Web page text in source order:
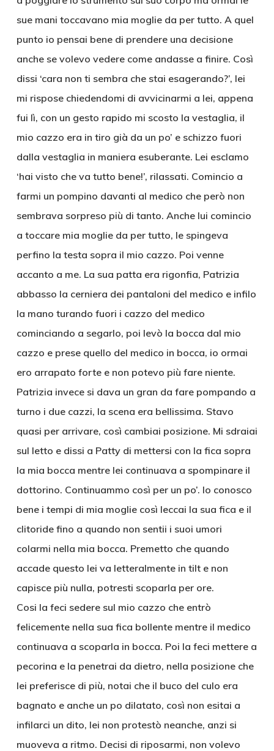
sue mani toccavano mia moglie da per tutto. A quel
punto io pensai bene di prendere una decisione
anche se volevo vedere come andasse a finire. Così
dissi ‘cara non ti sembra che stai esagerando?’, lei
mi rispose chiedendomi di avvicinarmi a lei, appena
fui lì, con un gesto rapido mi scosto la vestaglia, il
mio cazzo era in tiro già da un po’ e schizzo fuori
dalla vestaglia in maniera esuberante. Lei esclamo
‘hai visto che va tutto bene!’, rilassati. Comincio a
farmi un pompino davanti al medico che però non
sembrava sorpreso più di tanto. Anche lui comincio
a toccare mia moglie da per tutto, le spingeva
perfino la testa sopra il mio cazzo. Poi venne
accanto a me. La sua patta era rigonfia, Patrizia
abbasso la cerniera dei pantaloni del medico e infilo
la mano turando fuori i cazzo del medico
cominciando a segarlo, poi levò la bocca dal mio
cazzo e prese quello del medico in bocca, io ormai
ero arrapato forte e non potevo più fare niente.
Patrizia invece si dava un gran da fare pompando a
turno i due cazzi, la scena era bellissima. Stavo
quasi per arrivare, così cambiai posizione. Mi sdraiai
sul letto e dissi a Patty di mettersi con la fica sopra
la mia bocca mentre lei continuava a spompinare il
dottorino. Continuammo così per un po’. Io conosco
bene i tempi di mia moglie così leccai la sua fica e il
clitoride fino a quando non sentii i suoi umori
colarmi nella mia bocca. Premetto che quando
accade questo lei va letteralmente in tilt e non
capisce più nulla, potresti scoparla per ore.
Cosi la feci sedere sul mio cazzo che entrò
felicemente nella sua fica bollente mentre il medico
continuava a scoparla in bocca. Poi la feci mettere a
pecorina e la penetrai da dietro, nella posizione che
lei preferisce di più, notai che il buco del culo era
bagnato e anche un po dilatato, così non esitai a
infilarci un dito, lei non protestò neanche, anzi si
muoveva a ritmo. Decisi di riposarmi, non volevo